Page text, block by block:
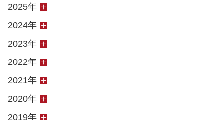
2025年
2024年
2023年
2022年
2021年
2020年
2019年